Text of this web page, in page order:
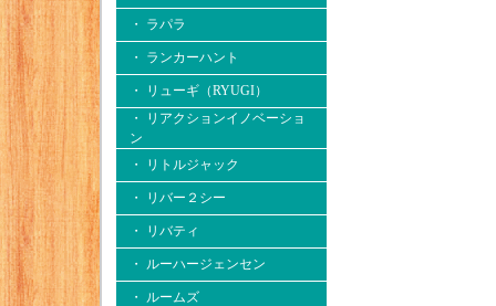
・ ラパラ
・ ランカーハント
・ リューギ（RYUGI）
・ リアクションイノベーショ
ン
・ リトルジャック
・ リバー２シー
・ リバティ
・ ルーハージェンセン
・ ルームズ